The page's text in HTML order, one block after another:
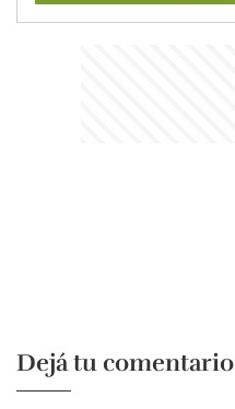
Dejá tu comentario